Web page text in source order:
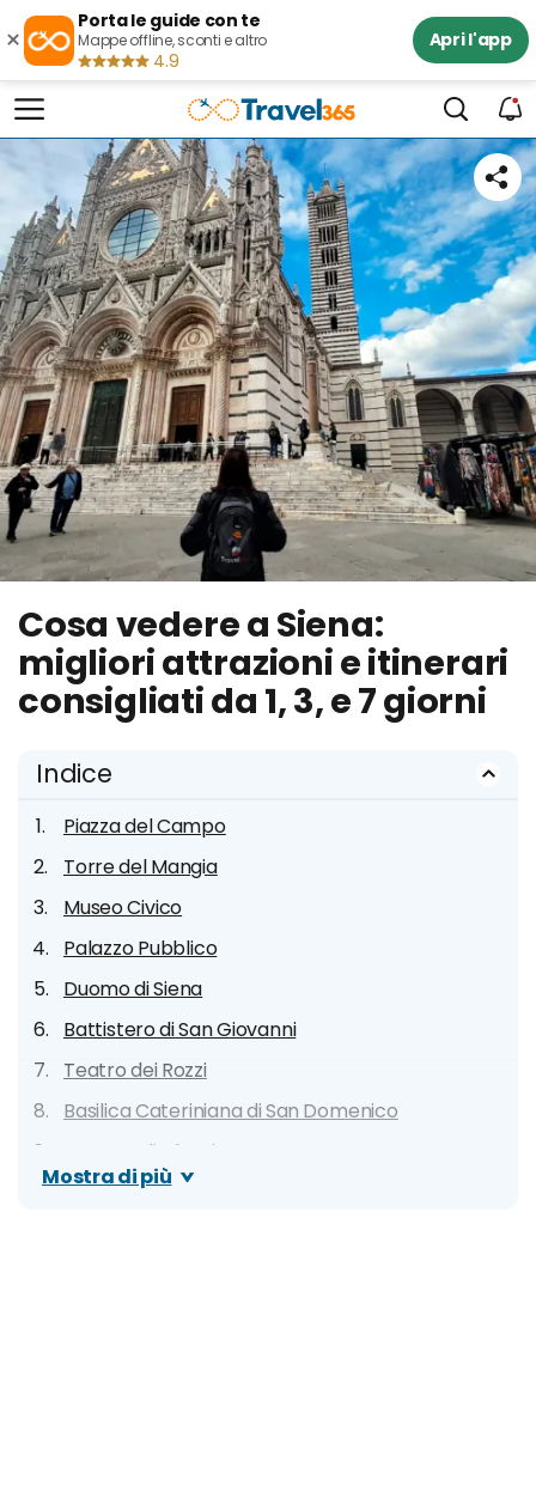
×
Porta le guide con te
Mappe offline, sconti e altro
4.9
Apri l'app
Cosa vedere a Siena:
migliori attrazioni e itinerari
consigliati da 1, 3, e 7 giorni
Indice
Piazza del Campo
Torre del Mangia
Museo Civico
Palazzo Pubblico
Duomo di Siena
Battistero di San Giovanni
Teatro dei Rozzi
Basilica Cateriniana di San Domenico
Rocca Salimbeni
Museo Santa Maria della Scala
Mostra di più